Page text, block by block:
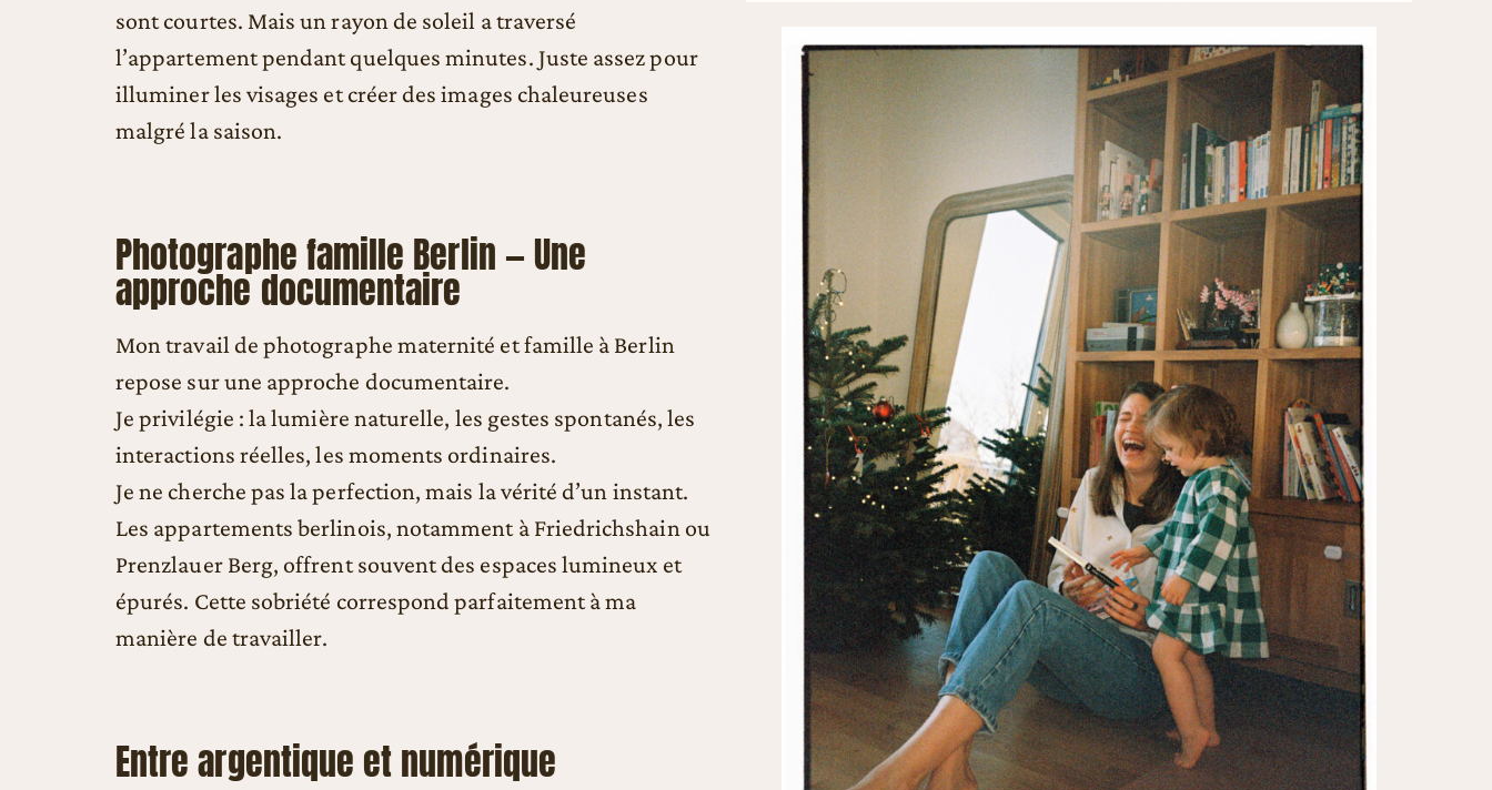
sont courtes. Mais un rayon de soleil a traversé
l’appartement pendant quelques minutes. Juste assez pour
illuminer les visages et créer des images chaleureuses
malgré la saison.
Photographe famille Berlin — Une
approche documentaire
Mon travail de photographe maternité et famille à Berlin
repose sur une approche documentaire.
Je privilégie : la lumière naturelle, les gestes spontanés, les
interactions réelles, les moments ordinaires.
Je ne cherche pas la perfection, mais la vérité d’un instant.
Les appartements berlinois, notamment à Friedrichshain ou
Prenzlauer Berg, offrent souvent des espaces lumineux et
épurés. Cette sobriété correspond parfaitement à ma
manière de travailler.
Entre argentique et numérique